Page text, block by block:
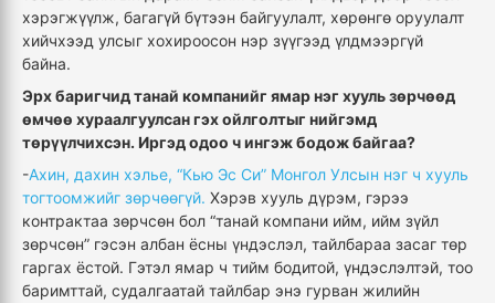
хэрэгжүүлж, багагүй бүтээн байгуулалт, хөрөнгө оруулалт
хийчхээд улсыг хохироосон нэр зүүгээд үлдмээргүй
байна.
Эрх баригчид танай компанийг ямар нэг хууль зөрчөөд
өмчөө хураалгуулсан гэх ойлголтыг нийгэмд
төрүүлчихсэн. Иргэд одоо ч ингэж бодож байгаа?
-Ахин, дахин хэлье, “Кью Эс Си” Монгол Улсын нэг ч хууль
тогтоомжийг зөрчөөгүй. Хэрэв хууль дүрэм, гэрээ
контрактаа зөрчсөн бол “танай компани ийм, ийм зүйл
зөрчсөн” гэсэн албан ёсны үндэслэл, тайлбараа засаг төр
гаргах ёстой. Гэтэл ямар ч тийм бодитой, үндэслэлтэй, тоо
баримттай, судалгаатай тайлбар энэ гурван жилийн